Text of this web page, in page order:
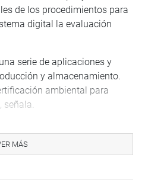
de los procedimientos para
digital la evaluación
serie de aplicaciones y
y almacenamiento.
ambiental para
señala.
quien indicó que en
para que los proyectos
MÁS